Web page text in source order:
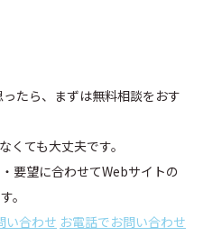
たら、まずは無料相談をおす
くても大丈夫です。
要望に合わせてWebサイトの
。
い合わせ お電話でお問い合わせ